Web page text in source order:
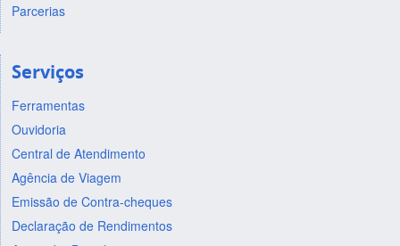
Parcerias
Serviços
Ferramentas
Ouvidoria
Central de Atendimento
Agência de Viagem
Emissão de Contra-cheques
Declaração de Rendimentos